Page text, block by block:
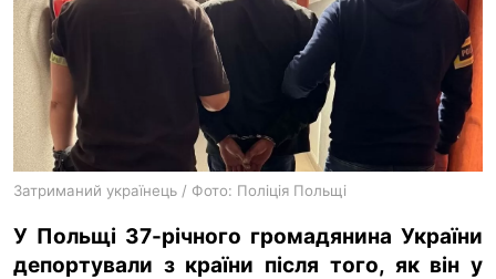
ua
Затриманий українець / Фото: Поліція Польщі
У Польщі 37-річного громадянина України
депортували з країни після того, як він у